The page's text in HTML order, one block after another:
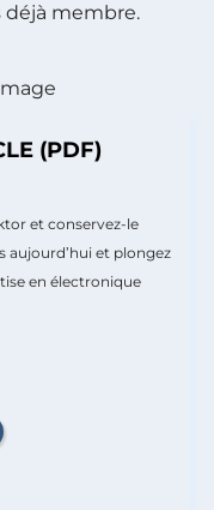
déjà membre.
(PDF)
et conservez-le
aujourd’hui et plongez
en électronique